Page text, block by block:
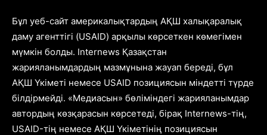
Бұл уеб-сайт америкалықтардың АҚШ халықаралық
даму агенттігі (USAID) арқылы көрсеткен көмегімен
мүмкін болды. Internews Қазақстан
жарияланымдардың мазмұнына жауап береді, бұл
АҚШ Үкіметі немесе USAID позициясын міндетті түрде
білдірмейді. «Медиасын» бөліміндегі жарияланымдар
автордың көзқарасын көрсетеді, бірақ Internews-тің,
USAID-тің немесе АҚШ Үкіметінің позициясын